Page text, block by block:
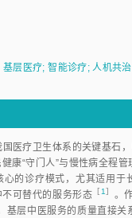
基层医疗;智能诊疗;人机共治
医疗卫生体系的关键基石
康“守门人”与慢性病全程
心的诊疗模式，尤其适用于
可替代的服务形态 ［ 1］ 。
基层中医服务的质量直接关